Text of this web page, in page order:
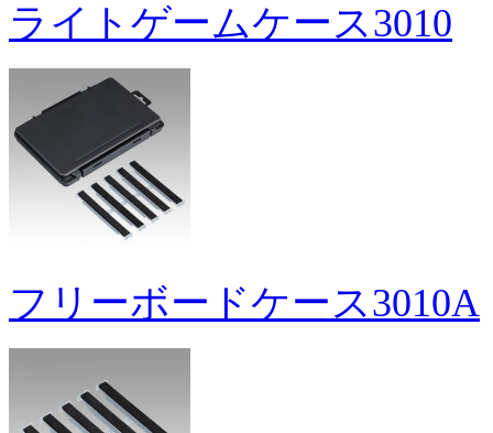
ライトゲームケース3010
フリーボードケース3010A